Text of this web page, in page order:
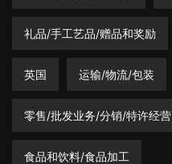
礼品/手工艺品/赠品和奖励
英国 运输/物流/包装
零售/批发业务/分销/特许经营
食品和饮料/食品加工